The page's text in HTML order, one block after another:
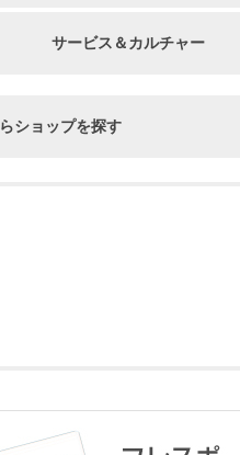
サービス＆カルチャー
ショップを探す